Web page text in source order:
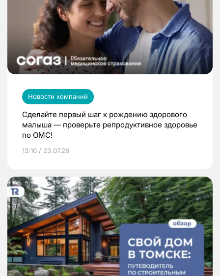
Новости компаний
Сделайте первый шаг к рождению здорового
малыша — проверьте репродуктивное здоровье
по ОМС!
13:10 / 23.07.26